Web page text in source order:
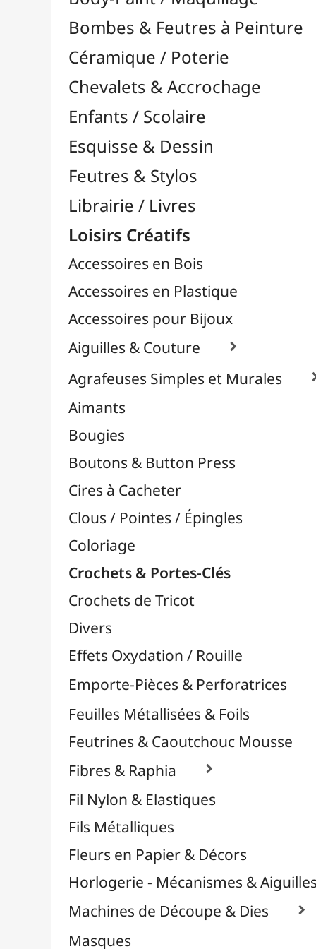
Feutres & Stylos
Librairie / Livres
Loisirs Créatifs
Accessoires en Bois
Accessoires en Plastique
Accessoires pour Bijoux
Aiguilles & Couture

Agrafeuses Simples et Murales 
Aimants
Bougies
Boutons & Button Press
Clous / Pointes / Épingles
Coloriage
Crochets de Tricot
Divers
Effets Oxydation / Rouille
Emporte-Pièces & Perforatrices
Feuilles Métallisées & Foils
Feutrines & Caoutchouc Mousse
Fibres & Raphia
Fil Nylon & Elastiques
Fils Métalliques
Fleurs en Papier & Décors
Horlogerie - Mécanismes & Aiguilles
Masques
Massicots & Lames
Oeillets & Rivets
Petites Pinces
Plantes & Jardin
Plastique Fou
Poncage / Émeri
Quilling / Pliage
Reliure & Cinch
Sable, Strass & Paillettes 
Savons
Serviettes
Sublimation
Tampons et Encreurs 
Washi Tape / Masking Tape
EFCOLOR - Émaux à Froid
Médiums, Vernis & Colles
Modelage / Sculpture
Peintures / Couleurs